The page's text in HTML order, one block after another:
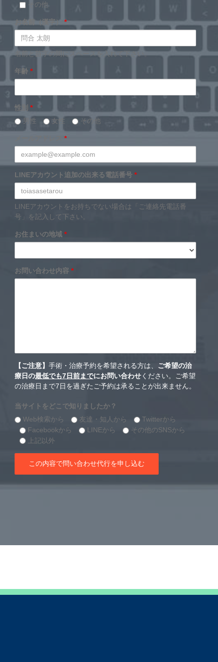
その他
お名前（漢字） *
名前と苗字の間にスペースを入れて下さい。
年齢 *
性別 *
男性
女性 その他
*
LINEアカウント追加の出来る電話番号 *
LINEアカウントをお持ちでない場合は「ご連絡先電話番
号」を記入して下さい。
お住まいの地域 *
お問い合わせ内容 *
【ご注意】 手術・治療予約を希望される方は、 ご希望の治
療日の最低でも7日前までにお問い合わせください。ご希望
の治療日まで7日を過ぎたご予約は承ることが出来ません。
当サイトをどこで知りましたか？
Web検索から
友達・知人から
Twitterから
Facebookから
LINEから
その他のSNSから
上記以外